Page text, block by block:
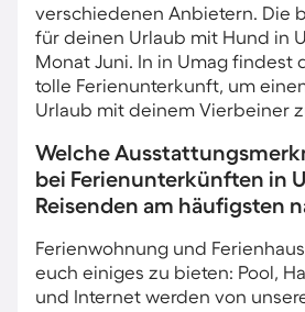
verschiedenen Anbietern. Die
für deinen Urlaub mit Hund in
Monat Juni. In in Umag findest
tolle Ferienunterkunft, um
Urlaub mit deinem Vierbeiner
Welche
bei Ferienunterkünften in
Reisenden am häufigsten
Ferienwohnung und
euch einiges zu bieten: Pool,
und Internet werden von